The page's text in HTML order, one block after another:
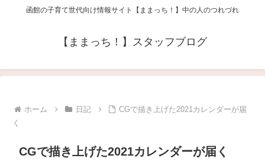
函館の子育て世代向け情報サイト【ままっち！】中の人のつれづれ
【ままっち！】スタッフブログ
ホーム 日記
CGで描き上げた2021カレンダーが届
く
CGで描き上げた2021カレンダーが届く